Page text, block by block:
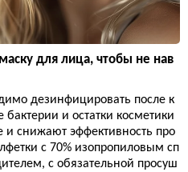
для лица, чтобы не нав
дезинфицировать после к
и остатки косметики
снижают эффективность про
с 70% изопропиловым сп
с обязательной просуш